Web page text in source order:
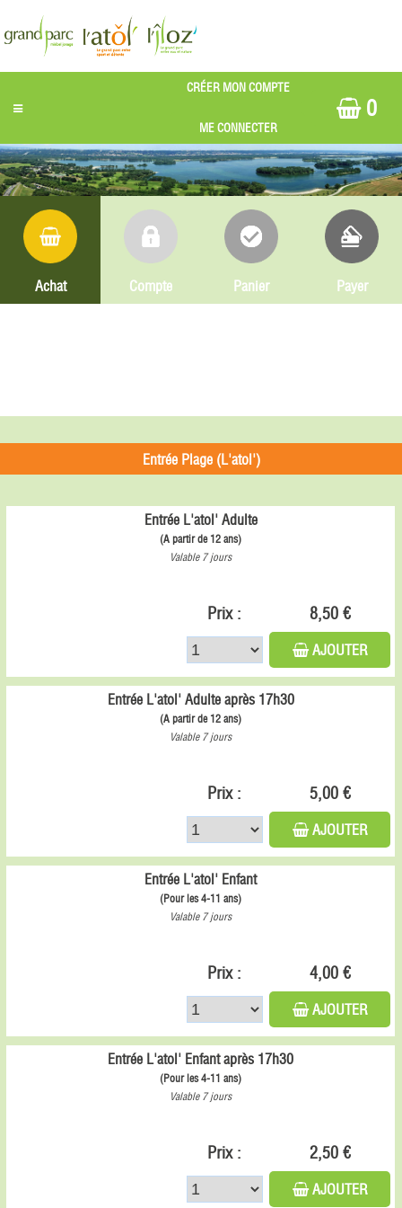
0
Achat Compte Panier Payer
Entrée Plage (L'atol')
Entrée L'atol' Adulte
(A partir de 12 ans)
Valable 7 jours
Prix : 8,50 €
AJOUTER
Entrée L'atol' Adulte après 17h30
(A partir de 12 ans)
Valable 7 jours
Prix : 5,00 €
AJOUTER
Entrée L'atol' Enfant
(Pour les 4-11 ans)
Valable 7 jours
Prix : 4,00 €
AJOUTER
Entrée L'atol' Enfant après 17h30
(Pour les 4-11 ans)
Valable 7 jours
Prix : 2,50 €
AJOUTER